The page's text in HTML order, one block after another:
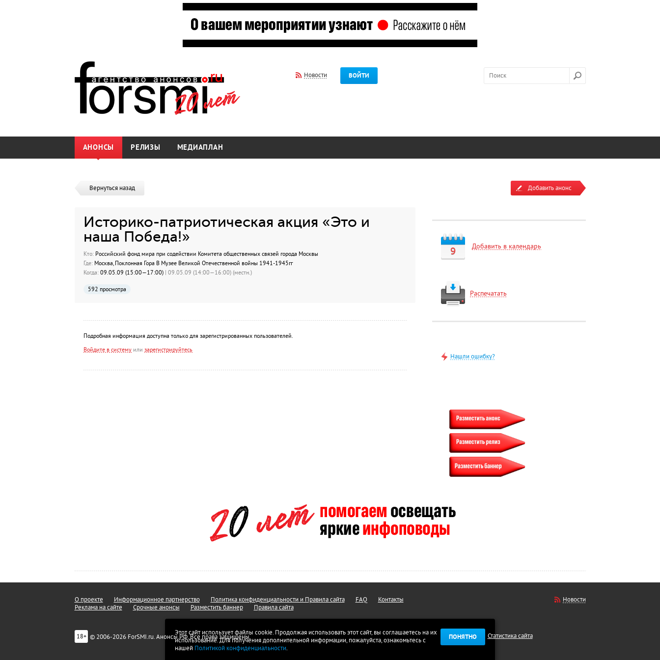
Новости ВОЙТИ
АНОНСЫ РЕЛИЗЫ МЕДИАПЛАН
Вернуться назад
Историко-патриотическая акция «Это и
наша Победа!»
Кто:Российский фонд мира при содействии Комитета общественных связей города Москвы
Где:Москва, Поклонная Гора В Музее Великой Отечественной войны 1941-1945гг
Когда:09.05.09 (15:00—17:00) | 09.05.09 (14:00—16:00) (местн.)
592 просмотра
Подробная информация доступна только для зарегистрированных пользователей.
Войдите в системуили зарегистрируйтесь
Добавить анонс
9 Добавить в календарь
Распечатать
Нашли ошибку?
Этот сайт использует файлы cookie. Продолжая использовать этот сайт, вы соглашаетесь на их
использование. Для получения дополнительной информации, пожалуйста, ознакомьтесь с
нашей Политикой конфиденциальности.
ПОНЯТНО
О проекте Информационное партнерство Политика конфиденциальности и Правила сайта FAQ
Контакты
Реклама на сайте
Срочные анонсы Разместить баннер Правила сайта
18+ © 2006-2026 ForSMI.ru. Анонсы.РФ. Все права защищены.
Новости
Статистика сайта